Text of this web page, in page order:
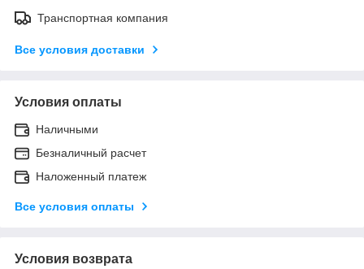
Транспортная компания
Все условия доставки
Условия оплаты
Наличными
Безналичный расчет
Наложенный платеж
Все условия оплаты
Условия возврата